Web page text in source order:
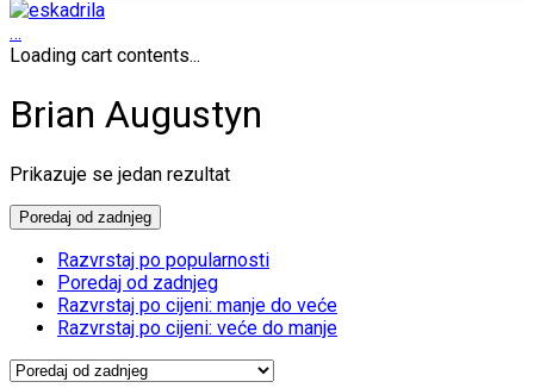
…
Loading cart contents...
Brian Augustyn
Prikazuje se jedan rezultat
Poredaj od zadnjeg
Razvrstaj po popularnosti
Poredaj od zadnjeg
Razvrstaj po cijeni: manje do veće
Razvrstaj po cijeni: veće do manje